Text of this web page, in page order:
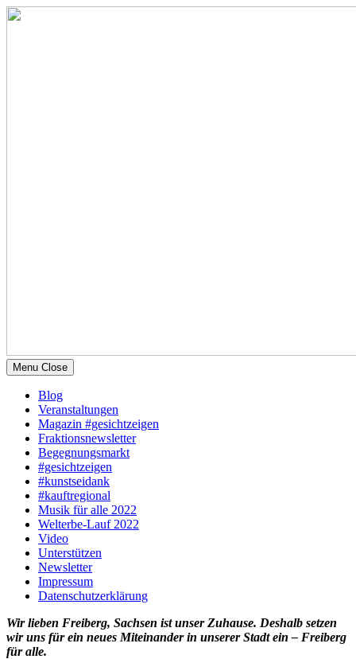
Menu Close
Blog
Veranstaltungen
Magazin #gesichtzeigen
Fraktionsnewsletter
Begegnungsmarkt
#gesichtzeigen
#kunstseidank
#kauftregional
Musik für alle 2022
Welterbe-Lauf 2022
Video
Unterstützen
Newsletter
Impressum
Datenschutzerklärung
Wir lieben Freiberg, Sachsen ist unser Zuhause. Deshalb setzen
wir uns für ein neues Miteinander in unserer Stadt ein – Freiberg
für alle.